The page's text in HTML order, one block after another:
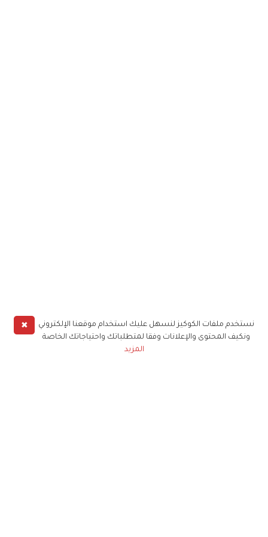
✖
نستخدم ملفات الكوكيز لنسهل عليك استخدام موقعنا الإلكتروني
ونكيف المحتوى والإعلانات وفقا لمتطلباتك واحتياجاتك الخاصة
المزيد